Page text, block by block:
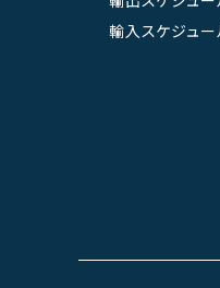
輸入スケジュ